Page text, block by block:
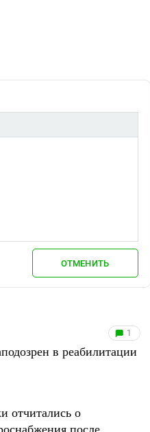
ОТМЕНИТЬ
1
в реабилитации
отчитались о